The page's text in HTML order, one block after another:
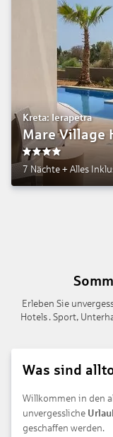
Kreta: Ierapetra
Mare Village
4
7 Nächte + Alles
Erleben Sie
Hotels . Sport,
Was sind
Willkommen in den
unvergessliche
geschaffen werden.